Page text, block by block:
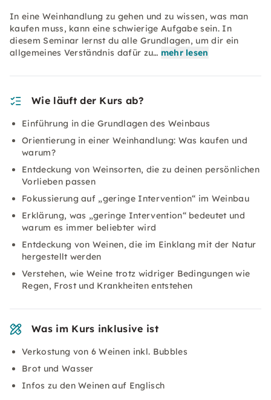
In eine Weinhandlung zu gehen und zu wissen, was man
kaufen muss, kann eine schwierige Aufgabe sein. In
diesem Seminar lernst du alle Grundlagen, um dir ein
allgemeines Verständnis dafür zu… mehr lesen
Wie läuft der Kurs ab?
Einführung in die Grundlagen des Weinbaus
Orientierung in einer Weinhandlung: Was kaufen und
warum?
Entdeckung von Weinsorten, die zu deinen persönlichen
Vorlieben passen
Fokussierung auf „geringe Intervention“ im Weinbau
Erklärung, was „geringe Intervention“ bedeutet und
warum es immer beliebter wird
Entdeckung von Weinen, die im Einklang mit der Natur
hergestellt werden
Verstehen, wie Weine trotz widriger Bedingungen wie
Regen, Frost und Krankheiten entstehen
Was im Kurs inklusive ist
Verkostung von 6 Weinen inkl. Bubbles
Brot und Wasser
Infos zu den Weinen auf Englisch